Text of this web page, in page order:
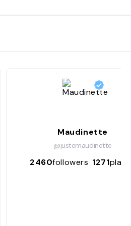
Maudinette
@justemaudinette
2460followers 1271places